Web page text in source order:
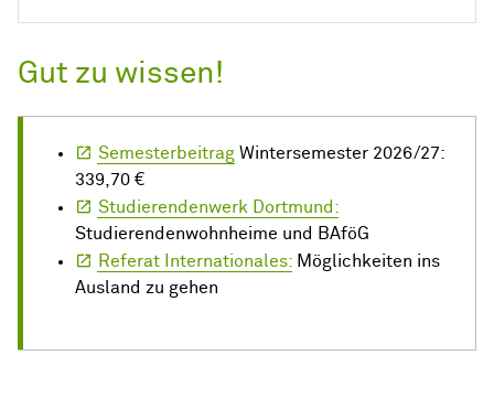
Gut zu wissen!
Semesterbeitrag Wintersemester 2026/27:
339,70 €
Studierendenwerk Dortmund:
Studierendenwohnheime und BAföG
Referat Internationales: Möglichkeiten ins
Ausland zu gehen